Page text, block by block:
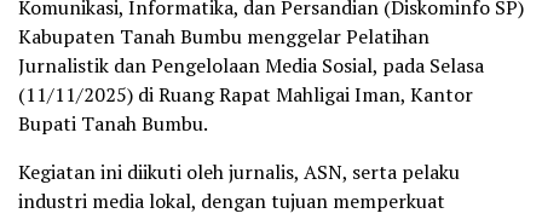
Komunikasi, Informatika, dan Persandian (Diskominfo SP)
Kabupaten Tanah Bumbu menggelar Pelatihan
Jurnalistik dan Pengelolaan Media Sosial, pada Selasa
(11/11/2025) di Ruang Rapat Mahligai Iman, Kantor
Bupati Tanah Bumbu.
Kegiatan ini diikuti oleh jurnalis, ASN, serta pelaku
industri media lokal, dengan tujuan memperkuat